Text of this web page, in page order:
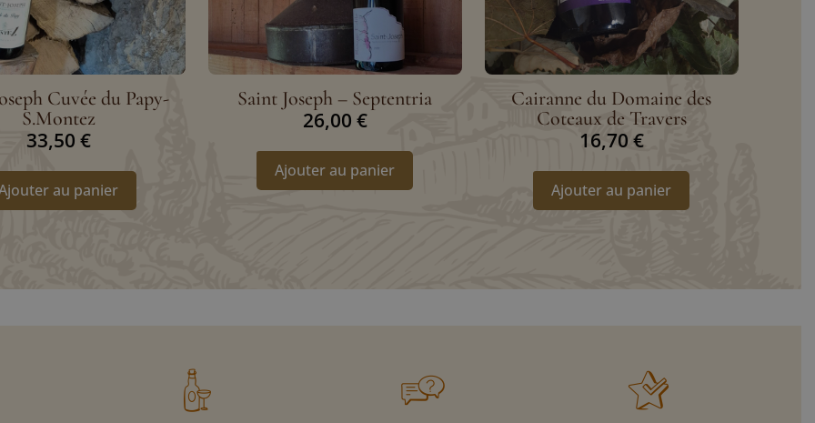
Cuvée du Papy-
S.Montez
33,50 €
au panier
Saint Joseph – Septentria
26,00 €
Ajouter au panier
Cairanne du Domaine des
Coteaux de Travers
16,70 €
Ajouter au panier